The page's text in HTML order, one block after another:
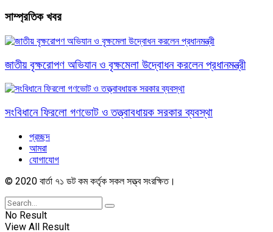
সাম্প্রতিক খবর
জাতীয় বৃক্ষরোপণ অভিযান ও বৃক্ষমেলা উদ্বোধন করলেন প্রধানমন্ত্রী
সংবিধানে ফিরলো গণভোট ও তত্ত্বাবধায়ক সরকার ব্যবস্থা
প্রচ্ছদ
আমরা
যোগাযোগ
© 2020 বার্তা ৭১ ডট কম কর্তৃক সকল সত্ত্ব সংরক্ষিত।
No Result
View All Result